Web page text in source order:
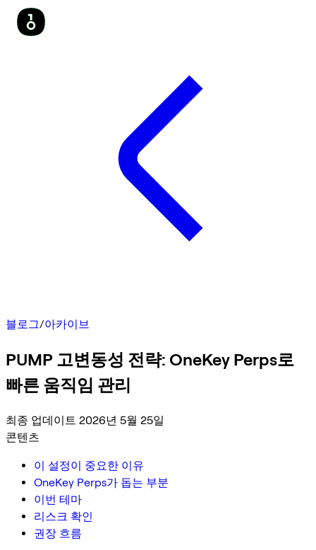
블로그/아카이브
PUMP 고변동성 전략: OneKey Perps로
빠른 움직임 관리
최종 업데이트 2026년 5월 25일
콘텐츠
이 설정이 중요한 이유
OneKey Perps가 돕는 부분
이번 테마
리스크 확인
권장 흐름